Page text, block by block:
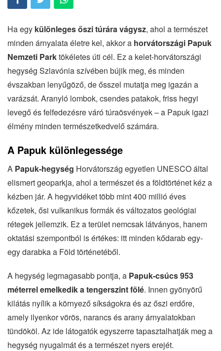
Ha egy különleges őszi túrára vágysz, ahol a természet
minden árnyalata életre kel, akkor a horvátországi Papuk
Nemzeti Parktökéletes úti cél. Ez a kelet-horvátországi
hegység Szlavónia szívében bújik meg, és minden
évszakban lenyűgöző, de ősszel mutatja meg igazán a
varázsát. Aranyló lombok, csendes patakok, friss hegyi
levegő és felfedezésre váró túraösvények – a Papuk igazi
élmény minden természetkedvelő számára.
A Papuk különlegessége
A Papuk-hegység Horvátország egyetlen UNESCO által
elismert geoparkja, ahol a természet és a földtörténet kéz a
kézben jár. A hegyvidéket több mint 400 millió éves
kőzetek, ősi vulkanikus formák és változatos geológiai
rétegek jellemzik. Ez a terület nemcsak látványos, hanem
oktatási szempontból is értékes: itt minden kődarab egy-
egy darabka a Föld történetéből.
A hegység legmagasabb pontja, a Papuk-csúcs 953
méterrel emelkedik a tengerszint fölé. Innen gyönyörű
kilátás nyílik a környező síkságokra és az őszi erdőre,
amely ilyenkor vörös, narancs és arany árnyalatokban
tündököl. Az ide látogatók egyszerre tapasztalhatják meg a
hegység nyugalmát és a természet nyers erejét.